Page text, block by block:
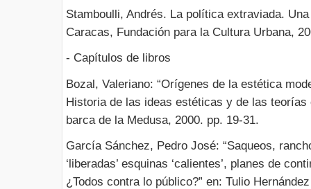
Stamboulli, Andrés. La política extraviada.
Caracas, Fundación para la Cultura Urbana,
- Capítulos de libros
Bozal, Valeriano: “Orígenes de la estética
Historia de las ideas estéticas y de las teorías
barca de la Medusa, 2000. pp. 19-31.
García Sánchez, Pedro José: “Saqueos,
‘liberadas’ esquinas ‘calientes’, planes de
¿Todos contra lo público?” en: Tulio